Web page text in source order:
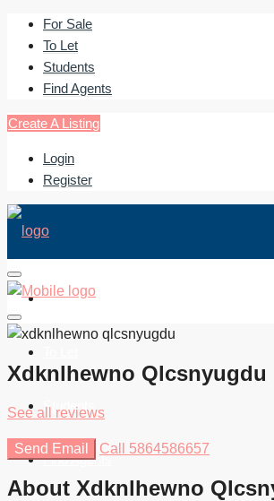
For Sale
To Let
Students
Find Agents
Create A Listing
Login
Register
For Sale
Students
Find Agents
Xdknlhewno Qlcsnyugdu
See all reviews
Send Email Call 5864586657
About Xdknlhewno